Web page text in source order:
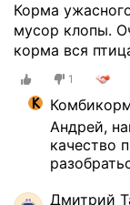
Корма
мусор клопы.
корма вся
1
Андрей,
качество
Дмитрий